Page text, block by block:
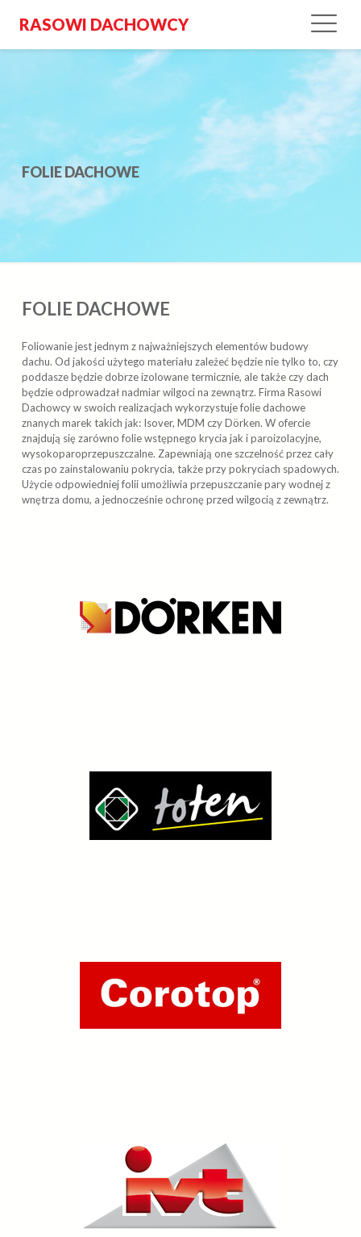
RASOWI DACHOWCY
FOLIE DACHOWE
FOLIE DACHOWE
Foliowanie jest jednym z najważniejszych elementów budowy
dachu. Od jakości użytego materiału zależeć będzie nie tylko to, czy
poddasze będzie dobrze izolowane termicznie, ale także czy dach
będzie odprowadzał nadmiar wilgoci na zewnątrz. Firma Rasowi
Dachowcy w swoich realizacjach wykorzystuje folie dachowe
znanych marek takich jak: Isover, MDM czy Dörken. W ofercie
znajdują się zarówno folie wstępnego krycia jak i paroizolacyjne,
wysokoparoprzepuszczalne. Zapewniają one szczelność przez cały
czas po zainstalowaniu pokrycia, także przy pokryciach spadowych.
Użycie odpowiedniej folii umożliwia przepuszczanie pary wodnej z
wnętrza domu, a jednocześnie ochronę przed wilgocią z zewnątrz.